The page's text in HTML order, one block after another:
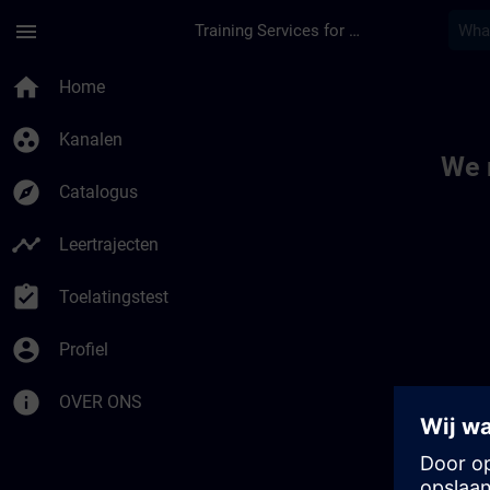
menu Training Services for Digital Industries
home Home
group_work Kanalen
explore Catalogus
timeline Leertrajecten
assignment_turned_in Toelatingstest
account_circle Profiel
info OVER ONS
We